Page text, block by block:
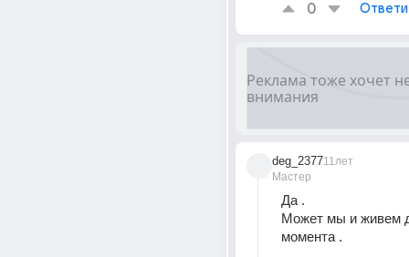
0
deg_2377
Мастер
11лет
Да .
Может мы и живем
момента .